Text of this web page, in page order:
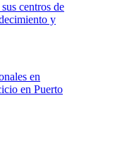
centros de
y
en
en Puerto